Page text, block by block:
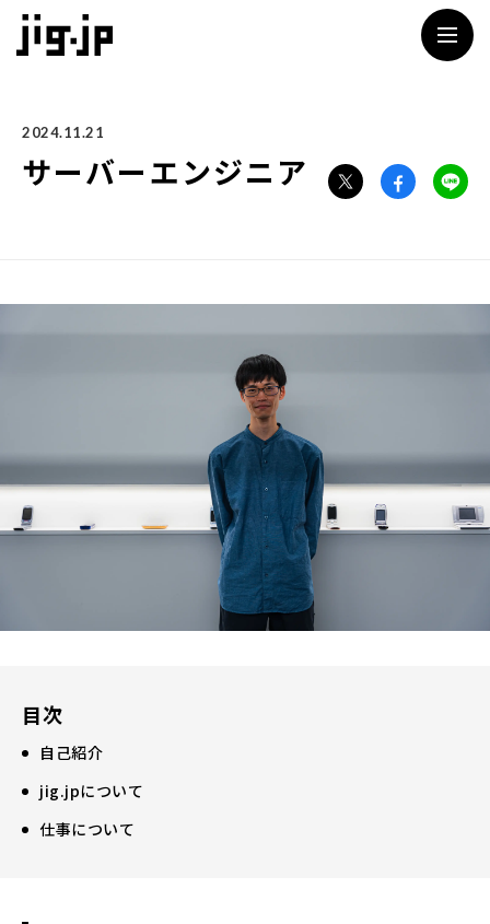
2024.11.21
サーバーエンジニア
目次
自己紹介
jig.jpについて
仕事について